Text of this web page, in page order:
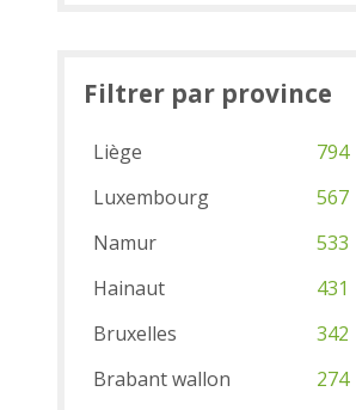
Filtrer par province
Liège
794
Luxembourg
567
Namur
533
Hainaut
431
Bruxelles
342
Brabant wallon
274